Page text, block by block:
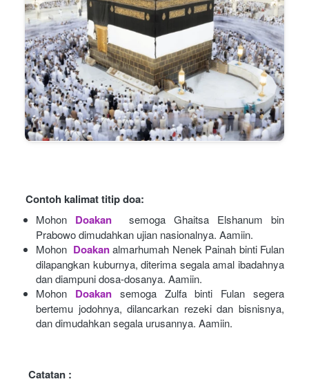
Contoh kalimat titip doa:
Mohon Doakan
semoga Ghaitsa Elshanum bin
Prabowo dimudahkan ujian nasionalnya. Aamiin.
Mohon Doakan almarhumah Nenek Painah binti Fulan
dilapangkan kuburnya, diterima segala amal ibadahnya
dan diampuni dosa-dosanya. Aamiin.
Mohon
Doakan semoga Zulfa binti Fulan segera
bertemu jodohnya, dilancarkan rezeki dan bisnisnya,
dan dimudahkan segala urusannya. Aamiin.
Catatan :